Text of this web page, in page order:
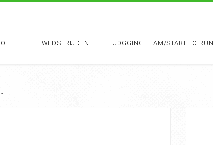
WEDSTRIJDEN JOGGING TEAM/START TO RUN